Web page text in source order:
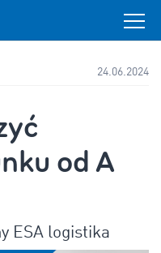
24.06.2024
od A
ESA logistika